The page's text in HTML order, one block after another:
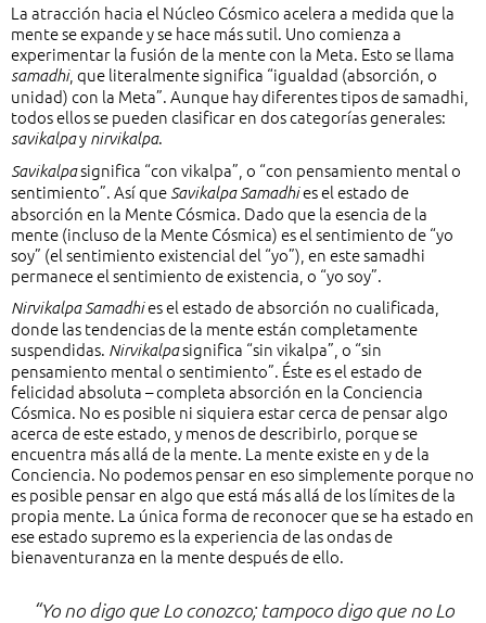
La atracción hacia el Núcleo Cósmico acelera a medida que la
mente se expande y se hace más sutil. Uno comienza a
experimentar la fusión de la mente con la Meta. Esto se llama
samadhi, que literalmente significa “igualdad (absorción, o
unidad) con la Meta”. Aunque hay diferentes tipos de samadhi,
todos ellos se pueden clasificar en dos categorías generales:
savikalpay nirvikalpa.
Savikalpasignifica “con vikalpa”, o “con pensamiento mental o
sentimiento”. Así que Savikalpa Samadhies el estado de
absorción en la Mente Cósmica. Dado que la esencia de la
mente (incluso de la Mente Cósmica) es el sentimiento de “yo
soy” (el sentimiento existencial del “yo”), en este samadhi
permanece el sentimiento de existencia, o “yo soy”.
Nirvikalpa Samadhies el estado de absorción no cualificada,
donde las tendencias de la mente están completamente
suspendidas. Nirvikalpasignifica “sin vikalpa”, o “sin
pensamiento mental o sentimiento”. Éste es el estado de
felicidad absoluta – completa absorción en la Conciencia
Cósmica. No es posible ni siquiera estar cerca de pensar algo
acerca de este estado, y menos de describirlo, porque se
encuentra más allá de la mente. La mente existe en y de la
Conciencia. No podemos pensar en eso simplemente porque no
es posible pensar en algo que está más allá de los límites de la
propia mente. La única forma de reconocer que se ha estado en
ese estado supremo es la experiencia de las ondas de
bienaventuranza en la mente después de ello.
“Yo no digo que Lo conozco; tampoco digo que no Lo